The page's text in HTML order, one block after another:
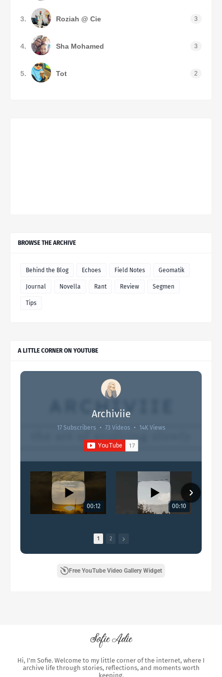
3. Roziah @ Cie 3
4. Sha Mohamed 3
5. Tot 2
BROWSE THE ARCHIVE
Behind the Blog Echoes Field Notes Geomatik
Journal Novella Rant Review Segmen
Tips
A LITTLE CORNER ON YOUTUBE
Archiviie
17 Subscribers • 73 Videos • 14K Views
00:12 00:10
1 2
Free YouTube Video Gallery Widget
Hi, I'm Sofie. Welcome to my little corner of the internet, where I
archive life through stories, reflections, and moments worth
keeping.